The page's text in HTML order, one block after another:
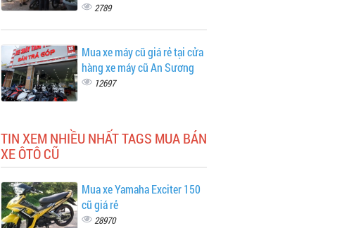
2789
Mua xe máy cũ giá rẻ tại cửa
hàng xe máy cũ An Sương
12697
TIN XEM NHIỀU NHẤT TAGS MUA BÁN
XE ÔTÔ CŨ
Mua xe Yamaha Exciter 150
cũ giá rẻ
28970